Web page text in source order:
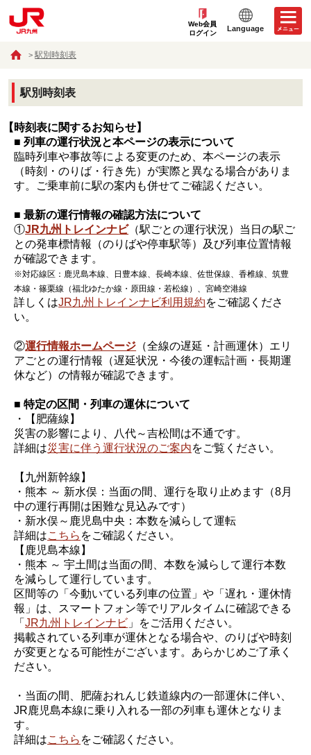
Web会員
ログイン
Language
駅別時刻表
駅別時刻表
【時刻表に関するお知らせ】
■ 列車の運行状況と本ページの表示について
臨時列車や事故等による変更のため、本ページの表示
（時刻・のりば・行き先）が実際と異なる場合がありま
す。ご乗車前に駅の案内も併せてご確認ください。
■ 最新の運行情報の確認方法について
①JR九州トレインナビ（駅ごとの運行状況）当日の駅ご
との発車標情報（のりばや停車駅等）及び列車位置情報
が確認できます。
※対応線区：鹿児島本線、日豊本線、長崎本線、佐世保線、香椎線、筑豊
本線・篠栗線（福北ゆたか線・原田線・若松線）、宮崎空港線
詳しくはJR九州トレインナビ利用規約をご確認くださ
い。
②運行情報ホームページ （全線の遅延・計画運休）エリ
アごとの運行情報（遅延状況・今後の運転計画・長期運
休など）の情報が確認できます。
■ 特定の区間・列車の運休について
・【肥薩線】
災害の影響により、八代～吉松間は不通です。
詳細は災害に伴う運行状況のご案内をご覧ください。
【九州新幹線】
・熊本 ～ 新水俣：当面の間、運行を取り止めます（8月
中の運行再開は困難な見込みです）
・新水俣～鹿児島中央：本数を減らして運転
詳細はこちら をご確認ください。
【鹿児島本線】
・熊本 ～ 宇土間は当面の間、本数を減らして運行本数
を減らして運行しています。
区間等の「今動いている列車の位置」や「遅れ・運休情
報」は、スマートフォン等でリアルタイムに確認できる
「JR九州トレインナビ 」をご活用ください。
掲載されている列車が運休となる場合や、のりばや時刻
が変更となる可能性がございます。あらかじめご了承く
ださい。
・当面の間、肥薩おれんじ鉄道線内の一部運休に伴い、
JR鹿児島本線に乗り入れる一部の列車も運休となりま
す。
詳細はこちら をご確認ください。